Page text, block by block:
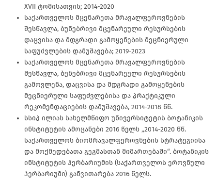
XVII ტომისათვის; 2014-2020
საქართველოს მცენარეთა მრავალფეროვნების
შესწავლა, ბუნებრივი მცენარეული რესურსების
დაცვისა და მდგრადი გამოყენების მეცნიერული
საფუძვლების დამუშავება; 2019-2023
საქართველოს მცენარეთა მრავალფეროვნების
შესწავლა, ბუნებრივი მცენარეული რესურსების
გამოვლენა, დაცვისა და მდგრადი გამოყენების
მეცნიერული საფუძვლებისა და პრაქტიკული
რეკომენდაციების დამუშავება, 2014-2018 წწ.
სსიპ ილიას სახელმწიფო უნივერსიტეტის ბოტანიკის
ინსტიტუტის ამოცანები 2016 წელს „2014-2020 წწ.
საქართველოს ბიომრავალფეროვნების სტრატეგიისა
და მოქმედებათა გეგმასთან მიმართებაში“. ბოტანიკის
ინსტიტუტის ჰერბარიუმის (საქართველოს ეროვნული
ჰერბარიუმი) განვითარება 2016 წელს.